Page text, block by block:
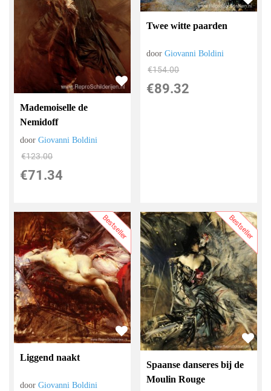
Mademoiselle de
Nemidoff
doorGiovanni Boldini
€123.00
€71.34
Twee witte paarden
doorGiovanni Boldini
€154.00
€89.32
Bestseller
Liggend naakt
doorGiovanni Boldini
Bestseller
Spaanse danseres bij de
Moulin Rouge